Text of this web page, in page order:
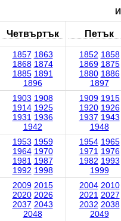
Четвъртък Петък
1857 1863
1868 1874
1885 1891
1896
1852 1858
1869 1875
1880 1886
1897
1903 1908
1914 1925
1931 1936
1942
1909 1915
1920 1926
1937 1943
1948
1953 1959
1964 1970
1981 1987
1992 1998
1954 1965
1971 1976
1982 1993
1999
2009 2015
2020 2026
2037 2043
2048
2004 2010
2021 2027
2032 2038
2049